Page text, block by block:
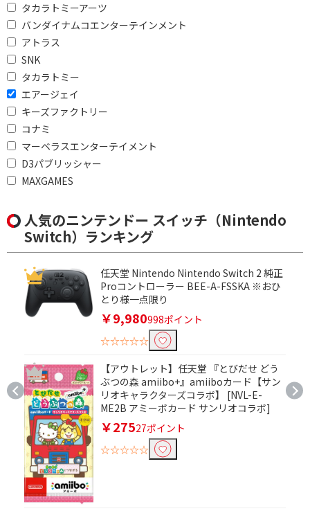
タカラトミーアーツ
バンダイナムコエンターテインメント
アトラス
SNK
タカラトミー
エアージェイ
キーズファクトリー
コナミ
マーベラスエンターテイメント
D3パブリッシャー
MAXGAMES
CERO年齢区分で絞り込む
人気のニンテンドー スイッチ（Nintendo
Switch）ランキング
任天堂 Nintendo Nintendo Switch 2 純正
Proコントローラー BEE-A-FSSKA ※おひ
とり様一点限り
￥9,980998ポイント
☆☆☆☆☆
【アウトレット】任天堂 『とびだせ どう
ぶつの森 amiibo+』amiiboカード【サン
リオキャラクターズコラボ】 [NVL-E-
ME2B アミーボカード サンリオコラボ]
￥27527ポイント
☆☆☆☆☆